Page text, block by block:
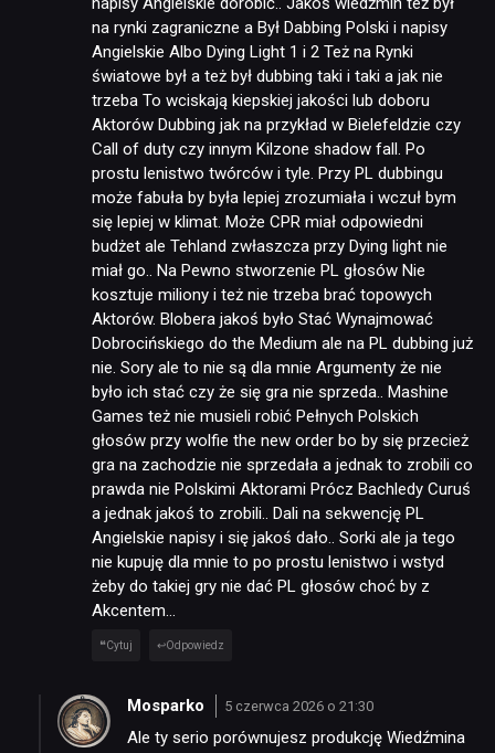
na rynki zagraniczne a Był Dabbing Polski i napisy
Angielskie Albo Dying Light 1 i 2 Też na Rynki
światowe był a też był dubbing taki i taki a jak nie
trzeba To wciskają kiepskiej jakości lub doboru
Aktorów Dubbing jak na przykład w Bielefeldzie czy
Call of duty czy innym Kilzone shadow fall. Po
prostu lenistwo twórców i tyle. Przy PL dubbingu
może fabuła by była lepiej zrozumiała i wczuł bym
się lepiej w klimat. Może CPR miał odpowiedni
budżet ale Tehland zwłaszcza przy Dying light nie
miał go.. Na Pewno stworzenie PL głosów Nie
kosztuje miliony i też nie trzeba brać topowych
Aktorów. Blobera jakoś było Stać Wynajmować
Dobrocińskiego do the Medium ale na PL dubbing już
nie. Sory ale to nie są dla mnie Argumenty że nie
było ich stać czy że się gra nie sprzeda.. Mashine
Games też nie musieli robić Pełnych Polskich
głosów przy wolfie the new order bo by się przecież
gra na zachodzie nie sprzedała a jednak to zrobili co
prawda nie Polskimi Aktorami Prócz Bachledy Curuś
a jednak jakoś to zrobili.. Dali na sekwencję PL
Angielskie napisy i się jakoś dało.. Sorki ale ja tego
nie kupuję dla mnie to po prostu lenistwo i wstyd
żeby do takiej gry nie dać PL głosów choć by z
Akcentem…
Cytuj Odpowiedz
Mosparko 5 czerwca 2026 o 21:30
Ale ty serio porównujesz produkcję Wiedźmina